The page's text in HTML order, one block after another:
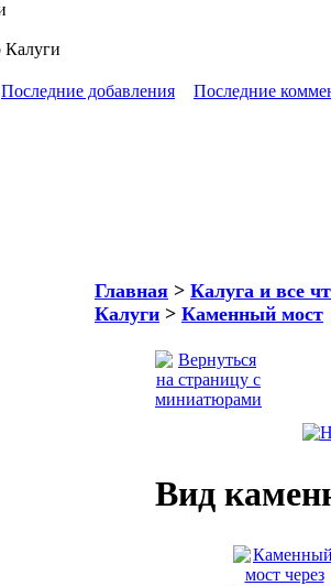
Последние добавления Последние
Главная > Калуга и все
Калуги > Каменный мост
Вид